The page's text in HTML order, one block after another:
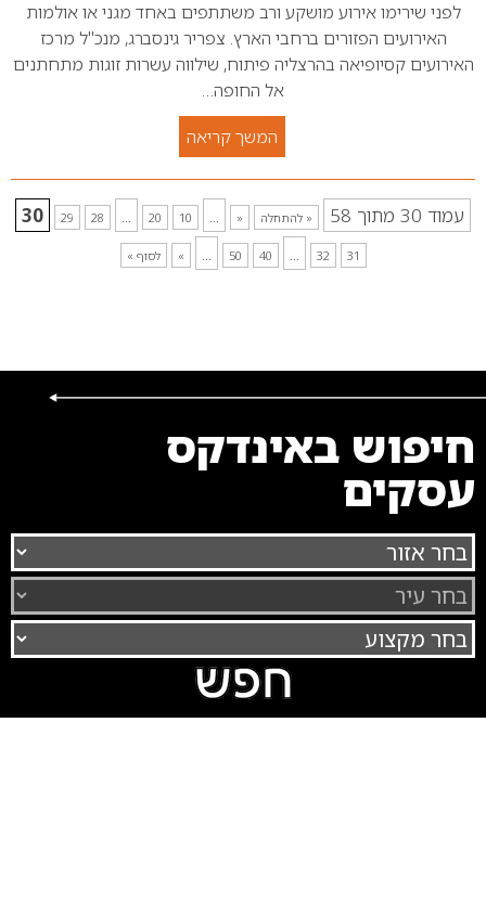
לפני שירימו אירוע מושקע ורב משתתפים באחד מגני או אולמות
האירועים הפזורים ברחבי הארץ. צפריר גינסברג, מנכ"ל מרכז
האירועים קסיופיאה בהרצליה פיתוח, שילווה עשרות זוגות מתחתנים
אל החופה…
המשך קריאה
עמוד 30 מתוך 58 « להתחלה «
...
10
20
...
28
29
30
31
32
...
40
50
...
» לסוף »
חיפוש באינדקס
עסקים